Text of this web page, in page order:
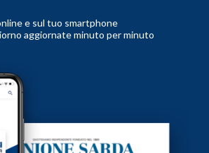
e sul tuo smartphone
aggiornate minuto per minuto